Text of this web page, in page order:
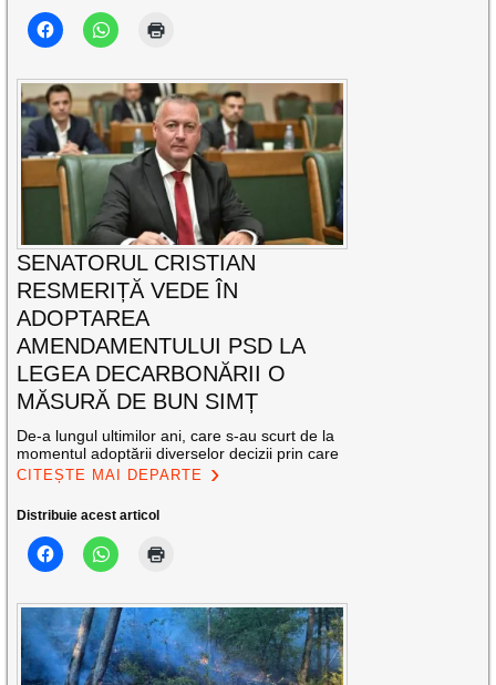
SENATORUL CRISTIAN
RESMERIȚĂ VEDE ÎN
ADOPTAREA
AMENDAMENTULUI PSD LA
LEGEA DECARBONĂRII O
MĂSURĂ DE BUN SIMȚ
De-a lungul ultimilor ani, care s-au scurt de la
momentul adoptării diverselor decizii prin care
CITEȘTE MAI DEPARTE
Distribuie acest articol